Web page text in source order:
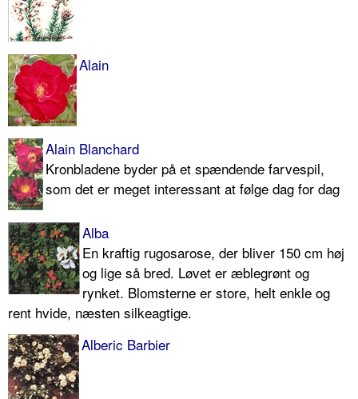
Alain
Alain Blanchard
Kronbladene byder på et spændende farvespil,
som det er meget interessant at følge dag for dag
Alba
En kraftig rugosarose, der bliver 150 cm høj
og lige så bred. Løvet er æblegrønt og
rynket. Blomsterne er store, helt enkle og
rent hvide, næsten silkeagtige.
Alberic Barbier